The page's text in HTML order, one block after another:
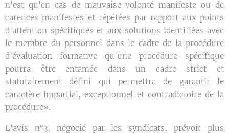
n'est qu'en cas de mauvaise volonté manifeste ou de
carences manifestes et répétées par rapport aux points
d'attention spécifiques et aux solutions identifiées avec
le membre du personnel dans le cadre de la procédure
d'évaluation formative qu'une procédure spécifique
pourra être entamée dans un cadre strict et
statutairement défini qui permettra de garantir le
caractère impartial, exceptionnel et contradictoire de la
procédure».
L'avis n°3, négocié par les syndicats, prévoit plus